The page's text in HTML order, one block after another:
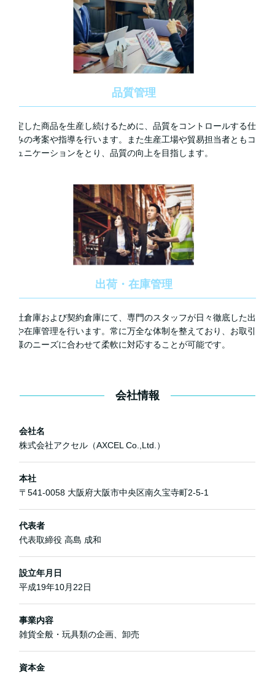
品質管理
安定した商品を生産し続けるために、品質をコントロールする仕
組みの考案や指導を行います。また生産工場や貿易担当者ともコ
ミュニケーションをとり、品質の向上を目指します。
出荷・在庫管理
自社倉庫および契約倉庫にて、専門のスタッフが日々徹底した出
荷や在庫管理を行います。常に万全な体制を整えており、お取引
先様のニーズに合わせて柔軟に対応することが可能です。
会社情報
会社名
株式会社アクセル（AXCEL Co.,Ltd.）
本社
〒541-0058 大阪府大阪市中央区南久宝寺町2-5-1
代表者
代表取締役 高島 成和
設立年月日
平成19年10月22日
事業内容
雑貨全般・玩具類の企画、卸売
資本金